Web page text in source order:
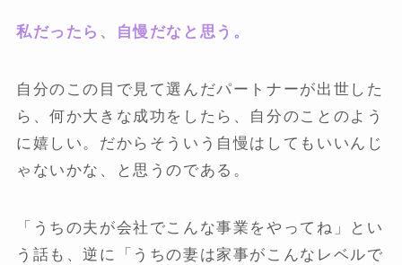
私だったら、自慢だなと思う。
自分のこの目で見て選んだパートナーが出世した
ら、何か大きな成功をしたら、自分のことのよう
に嬉しい。だからそういう自慢はしてもいいんじ
ゃないかな、と思うのである。
「うちの夫が会社でこんな事業をやってね」とい
う話も、逆に「うちの妻は家事がこんなレベルで